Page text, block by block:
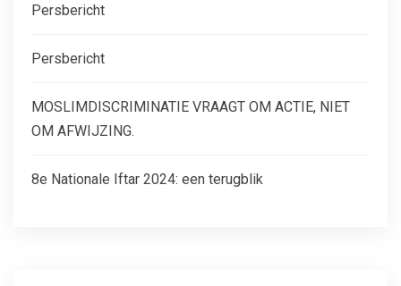
Persbericht
Persbericht
MOSLIMDISCRIMINATIE VRAAGT OM ACTIE, NIET
OM AFWIJZING.
8e Nationale Iftar 2024: een terugblik